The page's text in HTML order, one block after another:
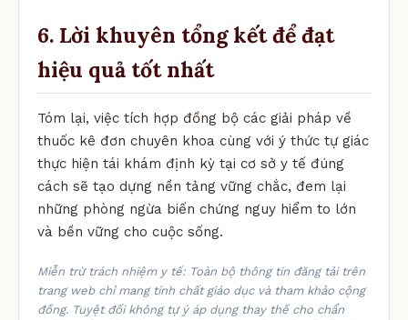
6. Lời khuyên tổng kết để đạt
hiệu quả tốt nhất
Tóm lại, việc tích hợp đồng bộ các giải pháp về
thuốc kê đơn chuyên khoa cùng với ý thức tự giác
thực hiện tái khám định kỳ tại cơ sở y tế đúng
cách sẽ tạo dựng nền tảng vững chắc, đem lại
những phòng ngừa biến chứng nguy hiểm to lớn
và bền vững cho cuộc sống.
Miễn trừ trách nhiệm y tế: Toàn bộ thông tin đăng tải trên
trang web chỉ mang tính chất giáo dục và tham khảo cộng
đồng. Tuyệt đối không tự ý áp dụng thay thế cho chẩn